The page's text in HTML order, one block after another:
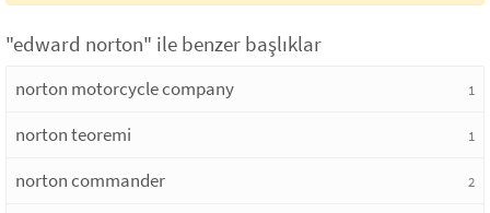
"edward norton" ile benzer başlıklar
norton motorcycle company 1
norton teoremi 1
norton commander 2